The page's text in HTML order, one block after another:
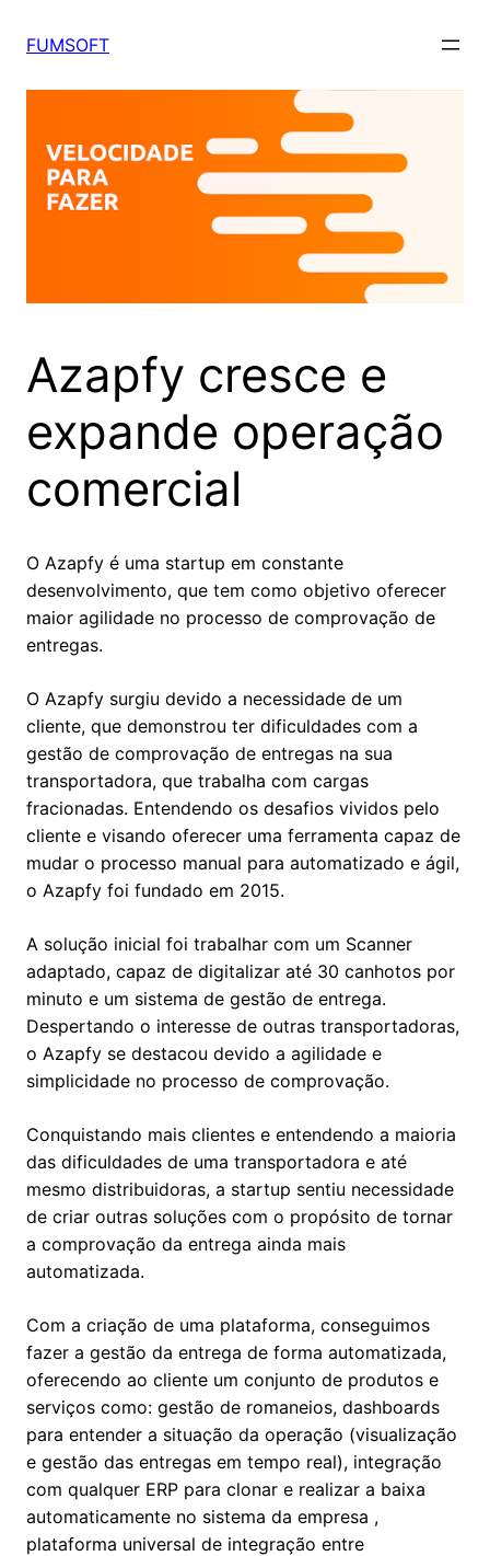
FUMSOFT
Azapfy cresce e
expande operação
comercial
O Azapfy é uma startup em constante
desenvolvimento, que tem como objetivo oferecer
maior agilidade no processo de comprovação de
entregas.
O Azapfy surgiu devido a necessidade de um
cliente, que demonstrou ter dificuldades com a
gestão de comprovação de entregas na sua
transportadora, que trabalha com cargas
fracionadas. Entendendo os desafios vividos pelo
cliente e visando oferecer uma ferramenta capaz de
mudar o processo manual para automatizado e ágil,
o Azapfy foi fundado em 2015.
A solução inicial foi trabalhar com um Scanner
adaptado, capaz de digitalizar até 30 canhotos por
minuto e um sistema de gestão de entrega.
Despertando o interesse de outras transportadoras,
o Azapfy se destacou devido a agilidade e
simplicidade no processo de comprovação.
Conquistando mais clientes e entendendo a maioria
das dificuldades de uma transportadora e até
mesmo distribuidoras, a startup sentiu necessidade
de criar outras soluções com o propósito de tornar
a comprovação da entrega ainda mais
automatizada.
Com a criação de uma plataforma, conseguimos
fazer a gestão da entrega de forma automatizada,
oferecendo ao cliente um conjunto de produtos e
serviços como: gestão de romaneios, dashboards
para entender a situação da operação (visualização
e gestão das entregas em tempo real), integração
com qualquer ERP para clonar e realizar a baixa
automaticamente no sistema da empresa ,
plataforma universal de integração entre